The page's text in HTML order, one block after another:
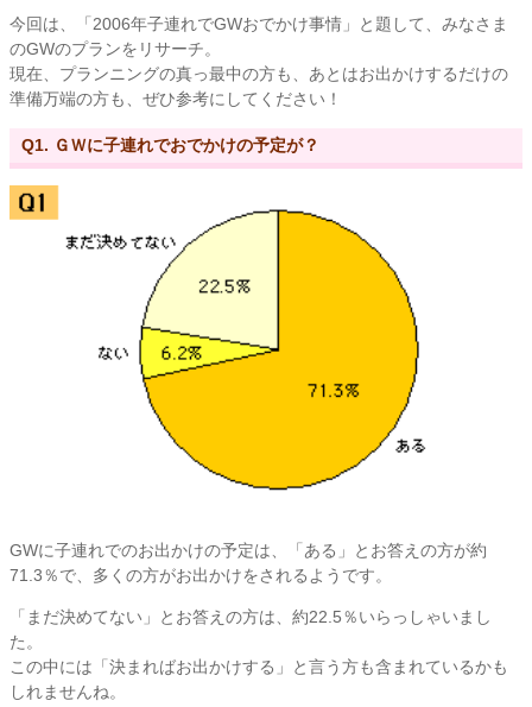
今回は、「2006年子連れでGWおでかけ事情」と題して、みなさま
のGWのプランをリサーチ。
現在、プランニングの真っ最中の方も、あとはお出かけするだけの
準備万端の方も、ぜひ参考にしてください！
Q1. ＧＷに子連れでおでかけの予定が？
GWに子連れでのお出かけの予定は、「ある」とお答えの方が約
71.3％で、多くの方がお出かけをされるようです。
「まだ決めてない」とお答えの方は、約22.5％いらっしゃいまし
た。
この中には「決まればお出かけする」と言う方も含まれているかも
しれませんね。